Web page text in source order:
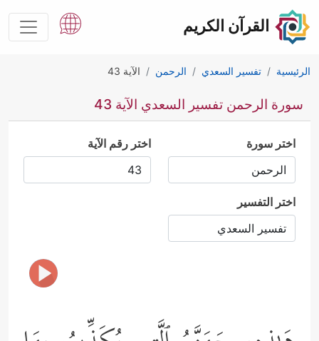
القرآن الكريم
الرئيسية تفسير السعدي الرحمن الآية 43
سورة الرحمن تفسير السعدي الآية 43
اختر سورة اختر رقم الآية
اختر التفسير